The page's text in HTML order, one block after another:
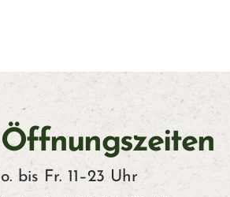
Öffnungszeiten
bis Fr. 11–23 Uhr